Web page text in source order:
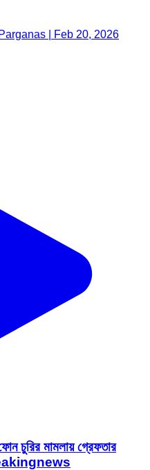
| Feb 20, 2026
চুরির মামলায় গ্রেফতার